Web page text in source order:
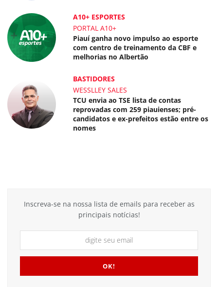
A10+ ESPORTES
PORTAL A10+
Piauí ganha novo impulso ao esporte
com centro de treinamento da CBF e
melhorias no Albertão
BASTIDORES
WESSLLEY SALES
TCU envia ao TSE lista de contas
reprovadas com 259 piauienses; pré-
candidatos e ex-prefeitos estão entre os
nomes
Inscreva-se na nossa lista de emails para receber as
principais notícias!